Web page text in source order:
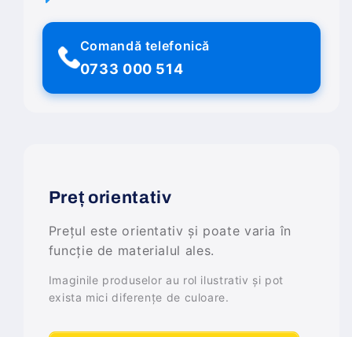
Comandă telefonică
0733 000 514
Preț orientativ
Prețul este orientativ și poate varia în
funcție de materialul ales.
Imaginile produselor au rol ilustrativ și pot
exista mici diferențe de culoare.